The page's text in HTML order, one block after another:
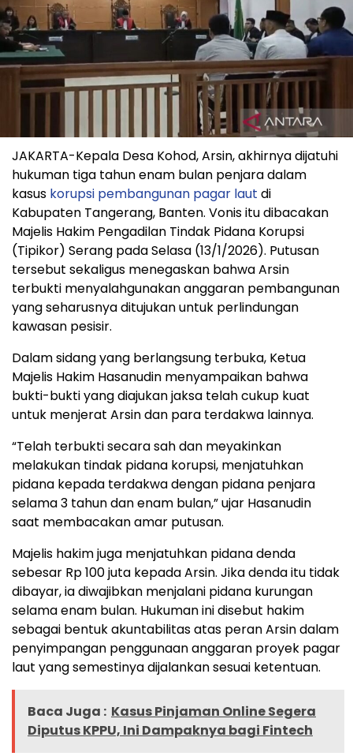
JAKARTA-Kepala Desa Kohod, Arsin, akhirnya dijatuhi
hukuman tiga tahun enam bulan penjara dalam
kasus korupsi pembangunan pagar laut di
Kabupaten Tangerang, Banten. Vonis itu dibacakan
Majelis Hakim Pengadilan Tindak Pidana Korupsi
(Tipikor) Serang pada Selasa (13/1/2026). Putusan
tersebut sekaligus menegaskan bahwa Arsin
terbukti menyalahgunakan anggaran pembangunan
yang seharusnya ditujukan untuk perlindungan
kawasan pesisir.
Dalam sidang yang berlangsung terbuka, Ketua
Majelis Hakim Hasanudin menyampaikan bahwa
bukti-bukti yang diajukan jaksa telah cukup kuat
untuk menjerat Arsin dan para terdakwa lainnya.
“Telah terbukti secara sah dan meyakinkan
melakukan tindak pidana korupsi, menjatuhkan
pidana kepada terdakwa dengan pidana penjara
selama 3 tahun dan enam bulan,” ujar Hasanudin
saat membacakan amar putusan.
Majelis hakim juga menjatuhkan pidana denda
sebesar Rp 100 juta kepada Arsin. Jika denda itu tidak
dibayar, ia diwajibkan menjalani pidana kurungan
selama enam bulan. Hukuman ini disebut hakim
sebagai bentuk akuntabilitas atas peran Arsin dalam
penyimpangan penggunaan anggaran proyek pagar
laut yang semestinya dijalankan sesuai ketentuan.
Baca Juga : Kasus Pinjaman Online Segera
Diputus KPPU, Ini Dampaknya bagi Fintech